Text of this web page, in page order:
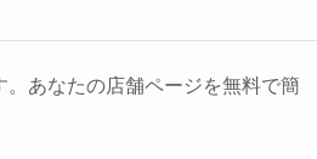
あなたの店舗ページを無料で簡